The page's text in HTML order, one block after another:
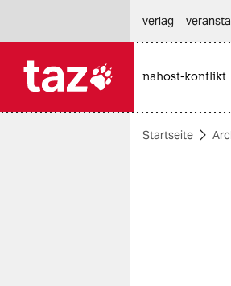
themen
verlag
nahost-konflikt
Startseite